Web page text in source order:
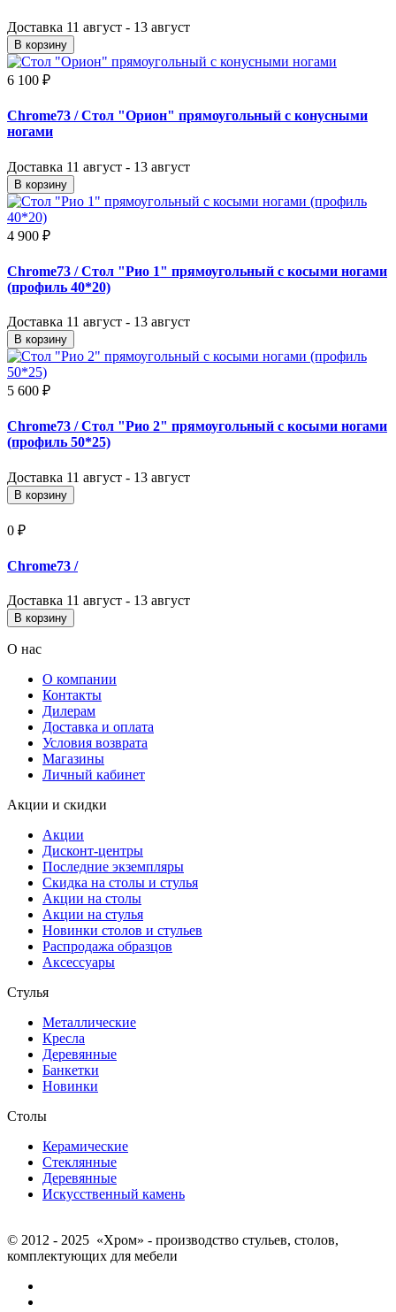
Доставка 11 август - 13 август
В корзину
6 100 ₽
Chrome73 / Стол "Орион" прямоугольный с конусными
ногами
Доставка 11 август - 13 август
В корзину
4 900 ₽
Chrome73 / Стол "Рио 1" прямоугольный с косыми ногами
(профиль 40*20)
Доставка 11 август - 13 август
В корзину
5 600 ₽
Chrome73 / Стол "Рио 2" прямоугольный с косыми ногами
(профиль 50*25)
Доставка 11 август - 13 август
В корзину
0 ₽
Chrome73 /
Доставка 11 август - 13 август
В корзину
О нас
О компании
Контакты
Дилерам
Доставка и оплата
Условия возврата
Магазины
Личный кабинет
Акции и скидки
Акции
Дисконт-центры
Последние экземпляры
Скидка на столы и стулья
Акции на столы
Акции на стулья
Новинки столов и стульев
Распродажа образцов
Аксессуары
Стулья
Металлические
Кресла
Деревянные
Банкетки
Новинки
Столы
Керамические
Стеклянные
Деревянные
Искусственный камень
© 2012 - 2025 «Хром» - производство стульев, столов,
комплектующих для мебели